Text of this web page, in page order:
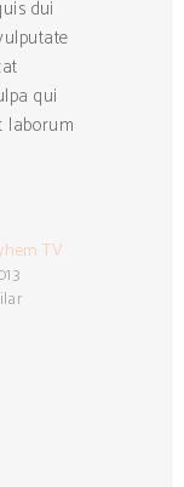
dui
qui
laborum
TV